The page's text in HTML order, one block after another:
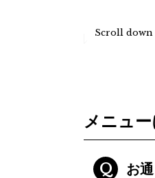
Scroll down
メニュ
Q お